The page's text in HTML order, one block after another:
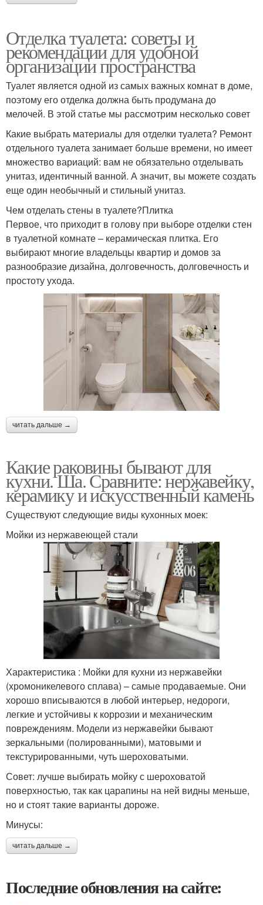
Отделка туалета: советы и
рекомендации для удобной
организации пространства
Туалет является одной из самых важных комнат в доме,
поэтому его отделка должна быть продумана до
мелочей. В этой статье мы рассмотрим несколько совет
Какие выбрать материалы для отделки туалета? Ремонт
отдельного туалета занимает больше времени, но имеет
множество вариаций: вам не обязательно отделывать
унитаз, идентичный ванной. А значит, вы можете создать
еще один необычный и стильный унитаз.
Чем отделать стены в туалете?Плитка
Первое, что приходит в голову при выборе отделки стен
в туалетной комнате – керамическая плитка. Его
выбирают многие владельцы квартир и домов за
разнообразие дизайна, долговечность, долговечность и
простоту ухода.
читать дальше →
Какие раковины бывают для
кухни. Ша. Сравните: нержавейку,
керамику и искусственный камень
Существуют следующие виды кухонных моек:
Мойки из нержавеющей стали
Характеристика : Мойки для кухни из нержавейки
(хромоникелевого сплава) – самые продаваемые. Они
хорошо вписываются в любой интерьер, недороги,
легкие и устойчивы к коррозии и механическим
повреждениям. Модели из нержавейки бывают
зеркальными (полированными), матовыми и
текстурированными, чуть шероховатыми.
Совет: лучше выбирать мойку с шероховатой
поверхностью, так как царапины на ней видны меньше,
но и стоят такие варианты дороже.
Минусы:
читать дальше →
Последние обновления на сайте: